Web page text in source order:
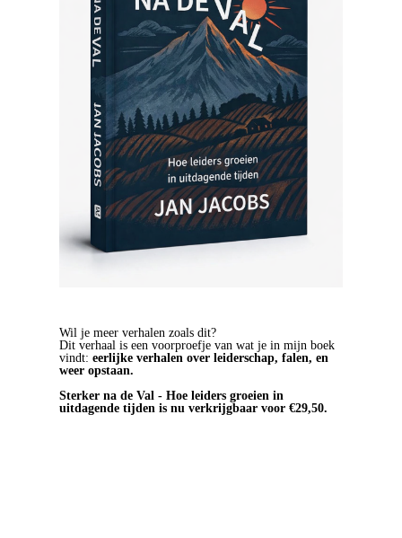
Wil je meer verhalen zoals dit?
Dit verhaal is een voorproefje van wat je in mijn boek
vindt: eerlijke verhalen over leiderschap, falen, en
weer opstaan.
Sterker na de Val - Hoe leiders groeien in
uitdagende tijden is nu verkrijgbaar voor €29,50.